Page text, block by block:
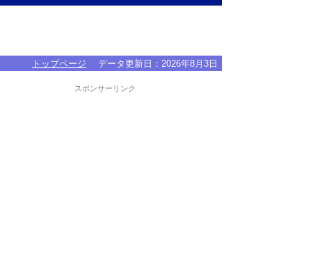
トップページ データ更新日： 2026年8月3日
スポンサーリンク